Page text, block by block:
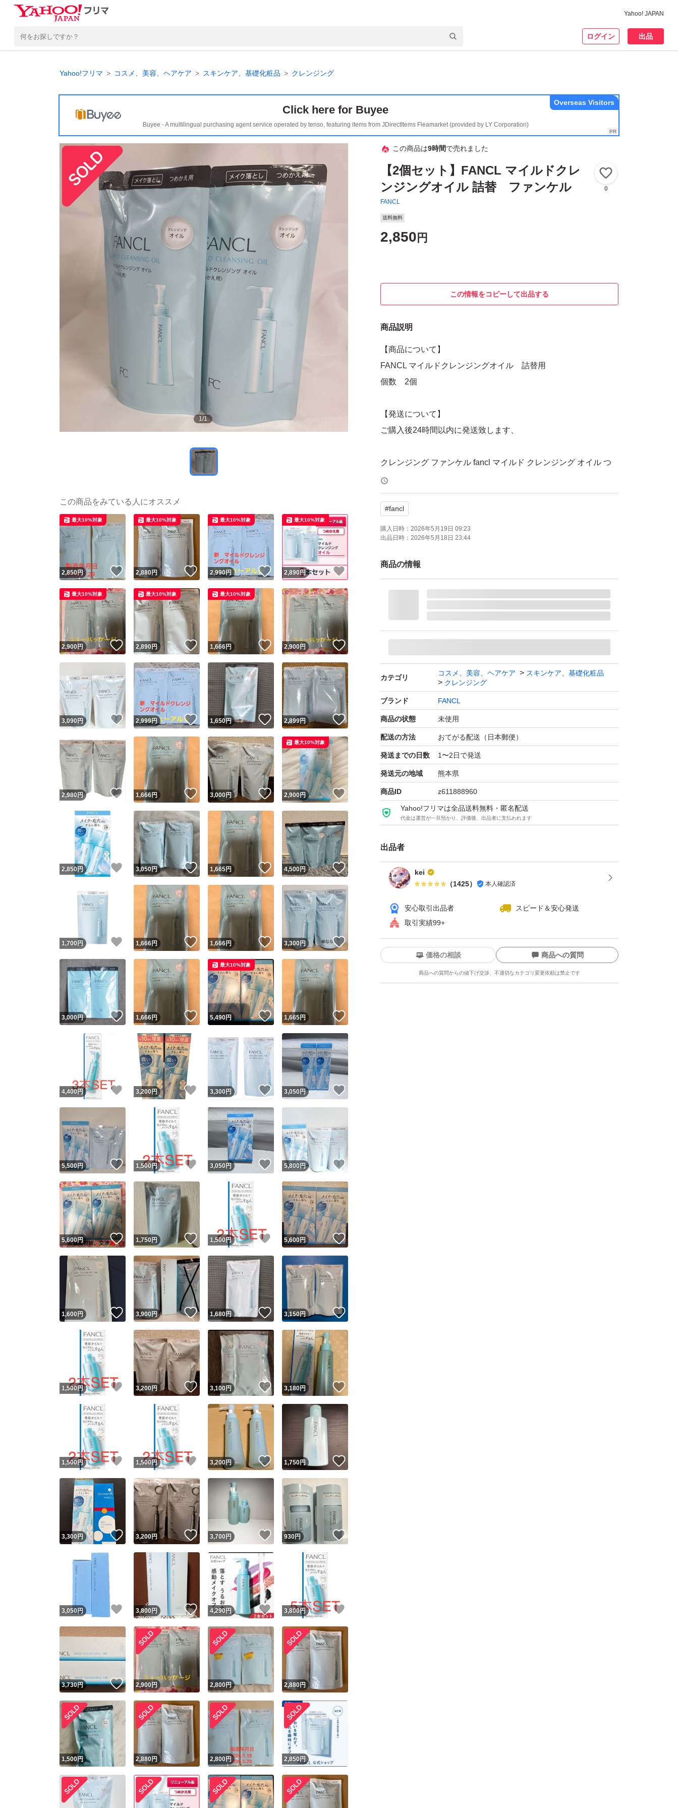
Yahoo! JAPAN
ログイン 出品
Yahoo!フリマ コスメ、美容、ヘアケア スキンケア、基礎化粧品 クレンジング
Click here for Buyee
Buyee - A multilingual purchasing agent service operated by tenso, featuring items from JDirectItems Fleamarket (provided by LY Corporation)
Overseas Visitors
1/1
この商品は9時間で売れました
【2個セット】FANCL マイルドクレ
ンジングオイル 詰替 ファンケル
FANCL
0
送料無料
2,850 円
この情報をコピーして出品する
商品説明
【商品について】
FANCL マイルドクレンジングオイル 詰替用
個数 2個
【発送について】
ご購入後24時間以内に発送致します、
クレンジング ファンケル fancl マイルド クレンジング オイル つ
めかえ2個セット
ブランド：FANCL
#fancl
購入日時： 2026年5月19日 09:23
出品日時： 2026年5月18日 23:44
商品の情報
カテゴリ
コスメ、美容、ヘアケア
スキンケア、基礎化粧品
クレンジング
ブランド FANCL
商品の状態 未使用
配送の方法 おてがる配送（日本郵便）
発送までの日数 1〜2日で発送
発送元の地域 熊本県
商品ID z611888960
Yahoo!フリマは全品送料無料・匿名配送
代金は運営が一旦預かり、評価後、出品者に支払われます
出品者
kei
（1425） 本人確認済
安心取引出品者
スピード＆安心発送
取引実績99+
ユーザーの実績について
Yahoo!フリマが定めた一定の基準を満たしたユーザーにバッジを付与しています
安心取引出品者
安心取引出品者 Yahoo!フリマの基準をクリアした安心・安全なユーザーです
取引実績
取引実績◯+ このユーザーはYahoo!フリマの取引を完了させた実績があります
他フリマ実績◯+ このユーザーは他フリマサービスでの取引実績があります
スピード&安心発送
※このバッジは実績に基づく表示であり、発送を保証しているものではありません
スピード＆安心発送
このユーザーは高頻度で24時間以内＆設定した発送日数内に発送してい
ます
スピード発送 このユーザーは高頻度で24時間以内に発送しています
安心発送 このユーザーは設定した発送日数内に発送しています
価格の相談 商品への質問
商品への質問からの値下げ交渉、不適切なカテゴリ変更依頼は禁止です
この商品の情報をコピーします
商品画像の 無断転載は禁止されています
コピーは1商品につき1回
出品ページへ
キャンセル
この商品をみている人にオススメ
2,850円 いいね！
最大10%対象
2,880円 いいね！
最大10%対象
2,990円 いいね！
最大10%対象
2,890円
最大10%対象
2,900円 いいね！
最大10%対象
2,890円 いいね！
最大10%対象
1,666円 いいね！
最大10%対象
2,900円
3,090 円 いいね！
2,999円 いいね！
1,650円 いいね！
2,899円 いいね！
2,980円 いいね！
1,666円 いいね！
3,000円 いいね！
2,900円
最大10%対象
2,850円 いいね！
3,050円 いいね！
1,665円 いいね！
4,500円 いいね！
1,700 円 いいね！
1,666円 いいね！
1,666円 いいね！
3,300円 いいね！
3,000円 いいね！
1,666円 いいね！
5,490円 いいね！
最大10%対象
1,665円
4,400 円 いいね！
3,200円 いいね！
3,300円 いいね！
3,050円
5,500円 いいね！
1,500円 いいね！
3,050円 いいね！
5,800円
5,600円 いいね！
1,750円 いいね！
1,500円 いいね！
5,600円 いいね！
1,600円 いいね！
3,900円 いいね！
1,680円 いいね！
3,150円
1,500円 いいね！
3,200円 いいね！
3,100円 いいね！
3,180円
1,500円 いいね！
1,500円 いいね！
3,200円 いいね！
1,750円
3,300円 いいね！
3,200円 いいね！
3,700 円 いいね！
930円
3,050円 いいね！
3,800円 いいね！
4,290 円 いいね！
3,800円
3,730円 いいね！
2,900円 2,800円 2,880円
1,500円 2,880円 2,800円 2,850円